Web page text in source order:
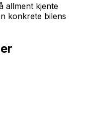
allment kjente
konkrete bilens